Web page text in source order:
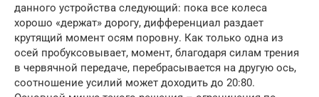
данного устройства следующий: пока все колеса
хорошо «держат» дорогу, дифференциал раздает
крутящий момент осям поровну. Как только одна из
осей пробуксовывает, момент, благодаря силам трения
в червячной передаче, перебрасывается на другую ось,
соотношение усилий может доходить до 20:80.